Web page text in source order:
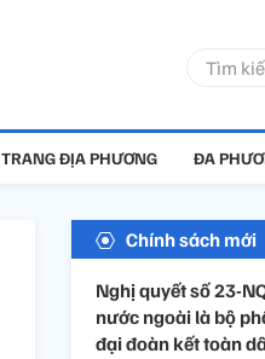
TRANG ĐỊA PHƯƠNG ĐA
Chính sách mới
Nghị quyết số 23-
nước ngoài là bộ
đại đoàn kết toàn